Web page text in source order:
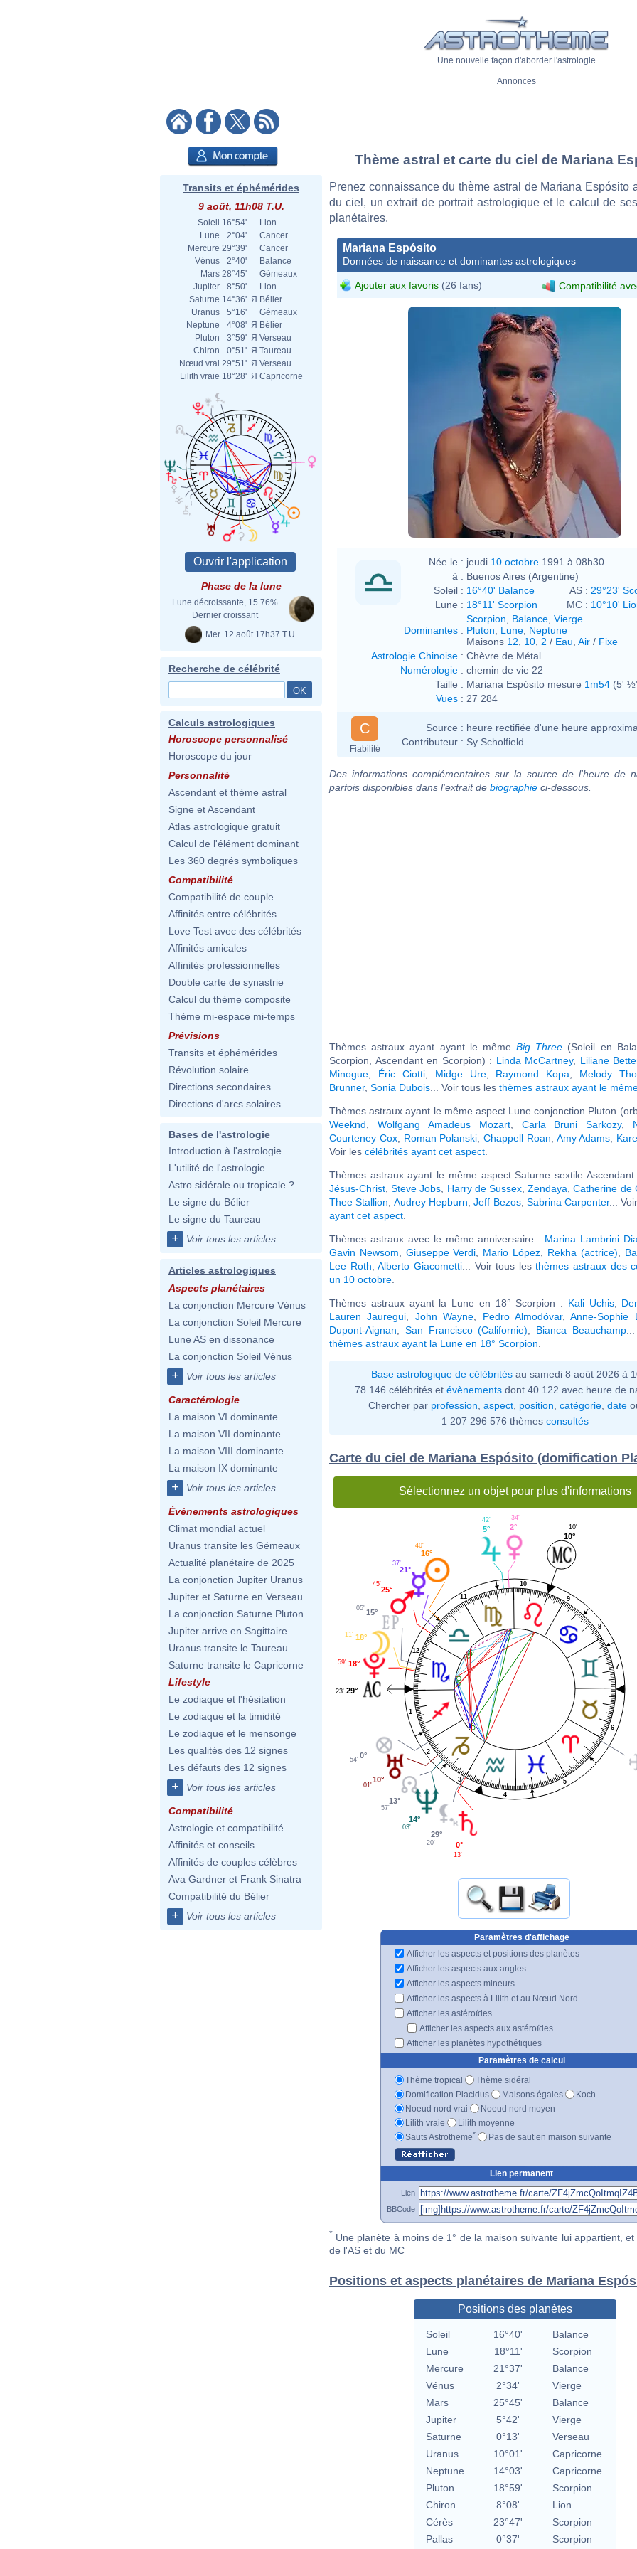
Une nouvelle façon d'aborder l'astrologie
Annonces
Transits et éphémérides
9 août, 11h08 T.U.
Soleil 16°54'
Lion
Lune
2°04'
Cancer
Mercure 29°39'
Cancer
Vénus
2°40'
Balance
Mars 28°45'
Gémeaux
Jupiter
8°50'
Lion
Saturne 14°36' Я Bélier
Uranus
5°16'
Gémeaux
Neptune
4°08' Я Bélier
Pluton
3°59' Я Verseau
Chiron
0°51' Я Taureau
Nœud vrai 29°51' Я Verseau
Lilith vraie 18°28' Я Capricorne
Phase de la lune
Lune décroissante, 15.76%
Dernier croissant
Mer. 12 août 17h37 T.U.
Recherche de célébrité
Calculs astrologiques
Horoscope personnalisé
Horoscope du jour
Personnalité
Ascendant et thème astral
Signe et Ascendant
Atlas astrologique gratuit
Calcul de l'élément dominant
Les 360 degrés symboliques
Compatibilité
Compatibilité de couple
Affinités entre célébrités
Love Test avec des célébrités
Affinités amicales
Affinités professionnelles
Double carte de synastrie
Calcul du thème composite
Thème mi-espace mi-temps
Prévisions
Transits et éphémérides
Révolution solaire
Directions secondaires
Directions d'arcs solaires
Bases de l'astrologie
Introduction à l'astrologie
L'utilité de l'astrologie
Astro sidérale ou tropicale ?
Le signe du Bélier
Le signe du Taureau
+ Voir tous les articles
Articles astrologiques
Aspects planétaires
La conjonction Mercure Vénus
La conjonction Soleil Mercure
Lune AS en dissonance
La conjonction Soleil Vénus
+ Voir tous les articles
Caractérologie
La maison VI dominante
La maison VII dominante
La maison VIII dominante
La maison IX dominante
+ Voir tous les articles
Évènements astrologiques
Climat mondial actuel
Uranus transite les Gémeaux
Actualité planétaire de 2025
La conjonction Jupiter Uranus
Jupiter et Saturne en Verseau
La conjonction Saturne Pluton
Jupiter arrive en Sagittaire
Uranus transite le Taureau
Saturne transite le Capricorne
Lifestyle
Le zodiaque et l'hésitation
Le zodiaque et la timidité
Le zodiaque et le mensonge
Les qualités des 12 signes
Les défauts des 12 signes
+ Voir tous les articles
Compatibilité
Astrologie et compatibilité
Affinités et conseils
Affinités de couples célèbres
Ava Gardner et Frank Sinatra
Compatibilité du Bélier
+ Voir tous les articles
Thème astral et carte du ciel de Mariana
Prenez connaissance du thème astral de Mariana Espósito
du ciel, un extrait de portrait astrologique et le calcul de
planétaires.
Mariana Espósito
Données de naissance et dominantes astrologiques
Ajouter aux favoris (26 fans) Compatibilité
Née le : jeudi 10 octobre 1991 à 08h30
à : Buenos Aires (Argentine)
Soleil : 16°40' Balance AS : 29°23'
Lune : 18°11' Scorpion MC : 10°10'
Dominantes :
Scorpion Balance Vierge
Pluton
Lune Neptune
Maisons 12 10 2 / Eau Air / Fixe
Astrologie Chinoise : Chèvre de Métal
Numérologie : chemin de vie 22
Taille : Mariana Espósito mesure 1m54 (5'
Vues : 27 284
C
Fiabilité
Source : heure rectifiée d'une heure
Contributeur : Sy Scholfield
Des informations complémentaires sur la source de l'heure de
parfois disponibles dans l'extrait de biographie ci-dessous.
Thèmes astraux ayant ayant le même Big Three (Soleil en
Scorpion, Ascendant en Scorpion) : Linda McCartney, Liliane
Minogue
Éric Ciotti, Midge Ure, Raymond Kopa Melody
Brunner, Sonia Dubois ... Voir tous les thèmes astraux ayant le
Thèmes astraux ayant le même aspect Lune conjonction Pluton
Weeknd
Wolfgang Amadeus Mozart, Carla Bruni Sarkozy,
Courteney Cox, Roman Polanski ,Chappell Roan Amy Adams
Voir les célébrités ayant cet aspect
Thèmes astraux ayant le même aspect Saturne sextile
Jésus-Christ ,Steve Jobs Harry de Sussex ,Zendaya ,Catherine de
Thee Stallion Audrey Hepburn ,Jeff Bezos, Sabrina Carpenter...
ayant cet aspect
Thèmes astraux avec le même anniversaire : Marina Lambrini
Gavin Newsom
Giuseppe Verdi Mario López Rekha (actrice)
Lee Roth ,Alberto Giacometti... Voir tous lesthèmes astraux des
un 10 octobre
Thèmes astraux ayant la Lune en 18° Scorpion : Kali Uchis,
Lauren Jauregui
John Wayne Pedro Almodóvar,Anne-Sophie
Dupont-Aignan
San Francisco (Californie) Bianca Beauchamp
thèmes astraux ayant la Lune en 18° Scorpion
Base astrologique de célébritésau samedi 8 août 2026 à
78 146 célébrités et évènements dont 40 122 avec heure de
Chercher par profession aspect position catégorie date
1 207 296 576 thèmes consultés
Carte du ciel de Mariana Espósito (domification
Sélectionnez un objet pour plus d'informations
1
2
3
4
5
6
7
8
9
10
11
12
10°
10'
2°
34'
5°
42'
16°
40'
21°
37'
25°
45'
15°
05'
18°
11'
18°
59'
29°
23'
0°
54'
10°
01'
13°
57'
14°
03'
29°
20' 0°
13'
Paramètres d'affichage
Afficher les aspects et positions des planètes
Afficher les aspects aux angles
Afficher les aspects mineurs
Afficher les aspects à Lilith et au Nœud Nord
Afficher les astéroïdes
Afficher les aspects aux astéroïdes
Afficher les planètes hypothétiques
Paramètres de calcul
Thème tropical
Thème sidéral
Domification Placidus
Maisons égales
Koch
Noeud nord vrai
Noeud nord moyen
Lilith vraie
Lilith moyenne
Sauts Astrotheme* Pas de saut en maison suivante
Lien permanent
Lien
BBCode
* Une planète à moins de 1° de la maison suivante lui appartient, et
de l'AS et du MC
Positions et aspects planétaires de Mariana
Positions des planètes
Soleil 16°40'
Balance
Lune
18°11'
Scorpion
Mercure
21°37'
Balance
Vénus
2°34'
Vierge
Mars
25°45'
Balance
Jupiter
5°42'
Vierge
Saturne
0°13'
Verseau
Uranus
10°01'
Capricorne
Neptune
14°03'
Capricorne
Pluton
18°59'
Scorpion
Chiron
8°08'
Lion
Cérès
23°47'
Scorpion
Pallas
0°37' Scorpion